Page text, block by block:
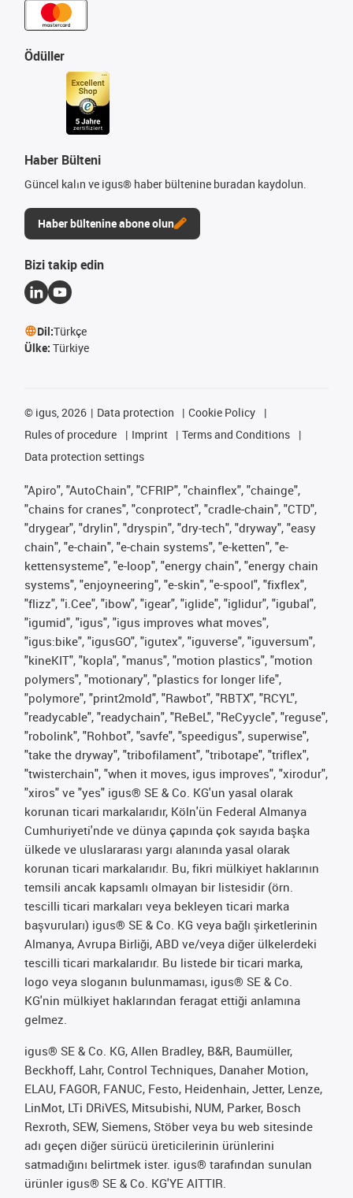
Ödüller
Haber Bülteni
Güncel kalın ve igus® haber bültenine buradan kaydolun.
Haber bültenine abone olun
Bizi takip edin
Dil:Türkçe
Ülke: Türkiye
© igus, 2026 Data protection
Cookie Policy
Rules of procedure
Imprint
Terms and Conditions
Data protection settings
"Apiro", "AutoChain", "CFRIP", "chainflex", "chainge",
"chains for cranes", "conprotect", "cradle-chain", "CTD",
"drygear", "drylin", "dryspin", "dry-tech", "dryway", "easy
chain", "e-chain", "e-chain systems", "e-ketten", "e-
kettensysteme", "e-loop", "energy chain", "energy chain
systems", "enjoyneering", "e-skin", "e-spool", "fixflex",
"flizz", "i.Cee", "ibow", "igear", "iglide", "iglidur", "igubal",
"igumid", "igus", "igus improves what moves",
"igus:bike", "igusGO", "igutex", "iguverse", "iguversum",
"kineKIT", "kopla", "manus", "motion plastics", "motion
polymers", "motionary", "plastics for longer life",
"polymore", "print2mold", "Rawbot", "RBTX", "RCYL",
"readycable", "readychain", "ReBeL", "ReCyycle", "reguse",
"robolink", "Rohbot", "savfe", "speedigus", superwise",
"take the dryway", "tribofilament", "tribotape", "triflex",
"twisterchain", "when it moves, igus improves", "xirodur",
"xiros" ve "yes" igus® SE & Co. KG'un yasal olarak
korunan ticari markalarıdır, Köln'ün Federal Almanya
Cumhuriyeti'nde ve dünya çapında çok sayıda başka
ülkede ve uluslararası yargı alanında yasal olarak
korunan ticari markalarıdır. Bu, fikri mülkiyet haklarının
temsili ancak kapsamlı olmayan bir listesidir (örn.
tescilli ticari markaları veya bekleyen ticari marka
başvuruları) igus® SE & Co. KG veya bağlı şirketlerinin
Almanya, Avrupa Birliği, ABD ve/veya diğer ülkelerdeki
tescilli ticari markalarıdır. Bu listede bir ticari marka,
logo veya sloganın bulunmaması, igus® SE & Co.
KG'nin mülkiyet haklarından feragat ettiği anlamına
gelmez.
igus® SE & Co. KG, Allen Bradley, B&R, Baumüller,
Beckhoff, Lahr, Control Techniques, Danaher Motion,
ELAU, FAGOR, FANUC, Festo, Heidenhain, Jetter, Lenze,
LinMot, LTi DRiVES, Mitsubishi, NUM, Parker, Bosch
Rexroth, SEW, Siemens, Stöber veya bu web sitesinde
adı geçen diğer sürücü üreticilerinin ürünlerini
satmadığını belirtmek ister. igus® tarafından sunulan
ürünler igus® SE & Co. KG'YE AITTIR.